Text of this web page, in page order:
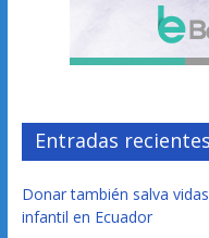
Entradas recientes
Donar también salva
infantil en Ecuador